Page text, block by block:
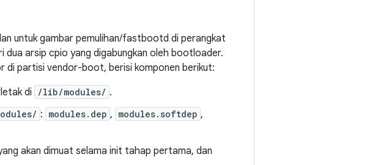
untuk gambar pemulihan/fastbootd di perangkat
dua arsip cpio yang digabungkan oleh bootloader.
di partisi vendor-boot, berisi komponen berikut:
di /lib/modules/ .
: modules.dep , modules.softdep ,
akan dimuat selama init tahap pertama, dan